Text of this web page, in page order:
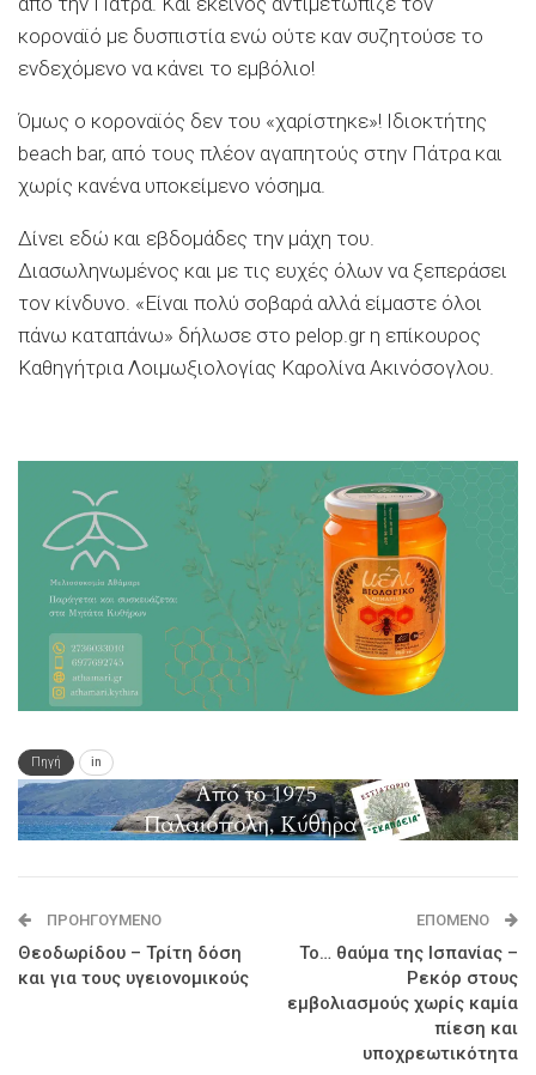
κοροναϊό με δυσπιστία ενώ ούτε καν συζητούσε το
ενδεχόμενο να κάνει το εμβόλιο!
Όμως ο κοροναϊός δεν του «χαρίστηκε»! Ιδιοκτήτης
beach bar, από τους πλέον αγαπητούς στην Πάτρα και
χωρίς κανένα υποκείμενο νόσημα.
Δίνει εδώ και εβδομάδες την μάχη του.
Διασωληνωμένος και με τις ευχές όλων να ξεπεράσει
τον κίνδυνο. «Είναι πολύ σοβαρά αλλά είμαστε όλοι
πάνω καταπάνω» δήλωσε στο pelop.gr η επίκουρος
Καθηγήτρια Λοιμωξιολογίας Καρολίνα Ακινόσογλου.
Πηγή in
ΠΡΟΗΓΟΎΜΕΝΟ
Θεοδωρίδου – Τρίτη δόση
και για τους υγειονομικούς
ΕΠΌΜΕΝΟ
Το… θαύμα της Ισπανίας –
Ρεκόρ στους
εμβολιασμούς χωρίς καμία
πίεση και
υποχρεωτικότητα